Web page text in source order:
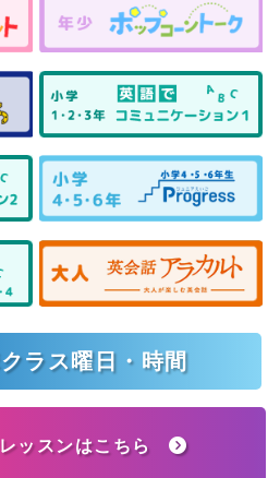
ラス曜日・時間
ッスンはこちら